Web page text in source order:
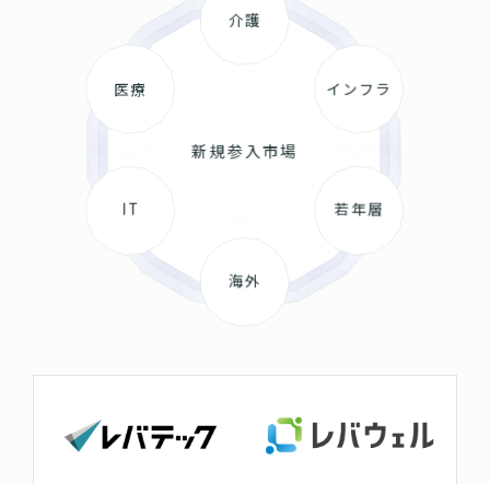
新規参入市場
介護
インフラ
若年層
海外
IT
医療